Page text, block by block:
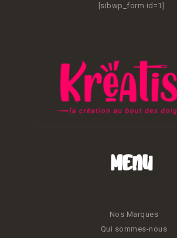
[sibwp_form id=1]
Menu
Nos Marques
Qui sommes-nous